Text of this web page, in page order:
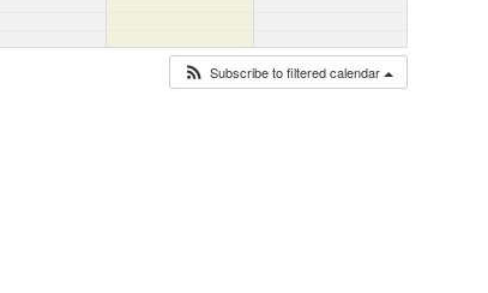
Subscribe to filtered calendar